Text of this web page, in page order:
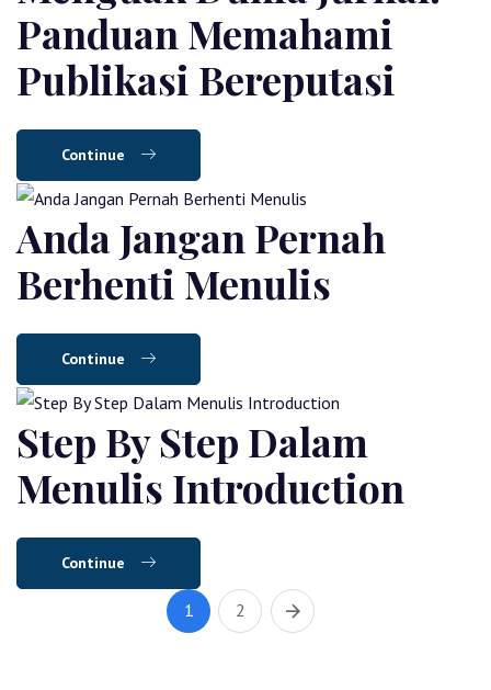
Panduan Memahami
Publikasi Bereputasi
Continue
Anda Jangan Pernah
Berhenti Menulis
Continue
Step By Step Dalam
Menulis Introduction
Continue
1 2